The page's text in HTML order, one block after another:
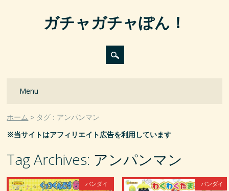
ガチャガチャぽん！
Main menu
Menu
ホーム タグ : アンパンマン
※当サイトはアフィリエイト広告を利用しています
Tag Archives: アンパンマン
バンダイ バンダイ